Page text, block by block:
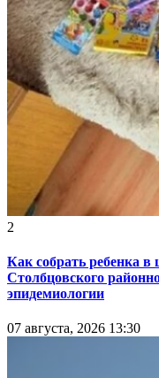
2
Как собрать ребенка
Столбцовского
эпидемиологии
07 августа, 2026 13:30